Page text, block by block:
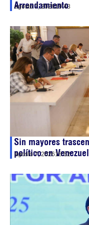
Arrendamiento
agosto 7, 202619:43
Sin mayores
político en
agosto 7, 202618:52